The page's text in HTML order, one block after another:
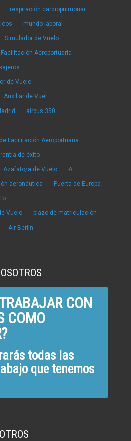
respiración cardiopulmonar
mundo laboral
Simulador de Vuelo
Aeroportuaria
de Vuelo
Auxiliar de Vuel
airbus 350
Facilitación Aeroportuaria
de éxito
Azafato/a de Vuelo A
aeronáutica Puerta de Europa
Vuelo plazo de matriculación
Air Berlín
CON
COMO
todas las
que tenemos